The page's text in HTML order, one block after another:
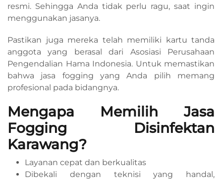
resmi. Sehingga Anda tidak perlu ragu, saat ingin
menggunakan jasanya.
Pastikan juga mereka telah memiliki kartu tanda
anggota yang berasal dari Asosiasi Perusahaan
Pengendalian Hama Indonesia. Untuk memastikan
bahwa jasa fogging yang Anda pilih memang
profesional pada bidangnya.
Mengapa Memilih Jasa
Fogging Disinfektan
Karawang?
Layanan cepat dan berkualitas
Dibekali dengan teknisi yang handal,